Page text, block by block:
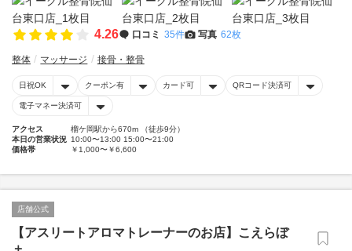
4.26 口コミ 35件 写真 62枚
整体 マッサージ 接骨・整骨
日祝OK クーポン有 カード可 QRコード決済可
電子マネー決済可
アクセス
榴ケ岡駅から670m （徒歩9分）
本日の営業状況 10:00〜13:00 15:00〜21:00
価格帯
￥1,000〜￥6,600
店舗公式
【アスリートアロマトレーナーのお店】こえらぼ
＋